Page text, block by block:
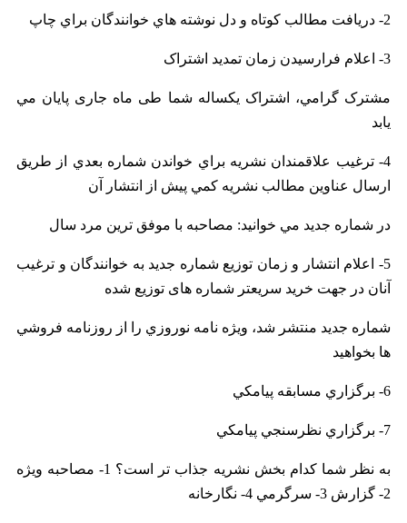
2- دريافت مطالب کوتاه و دل نوشته هاي خوانندگان براي چاپ
3- اعلام فرارسیدن زمان تمدید اشتراک
مشترک گرامي، اشتراک یکساله شما طی ماه جاری پايان مي
يابد
4- ترغيب علاقمندان نشريه براي خواندن شماره بعدي از طريق
ارسال عناوين مطالب نشريه کمي پيش از انتشار آن
در شماره جديد مي خوانيد: مصاحبه با موفق ترين مرد سال
5- اعلام انتشار و زمان توزيع شماره جديد به خوانندگان و ترغیب
آنان در جهت خرید سریعتر شماره های توزیع شده
شماره جديد منتشر شد، ويژه نامه نوروزي را از روزنامه فروشي
ها بخواهيد
6- برگزاري مسابقه پيامکي
7- برگزاري نظرسنجي پيامکي
به نظر شما کدام بخش نشريه جذاب تر است؟ 1- مصاحبه ويژه
2- گزارش 3- سرگرمي 4- نگارخانه